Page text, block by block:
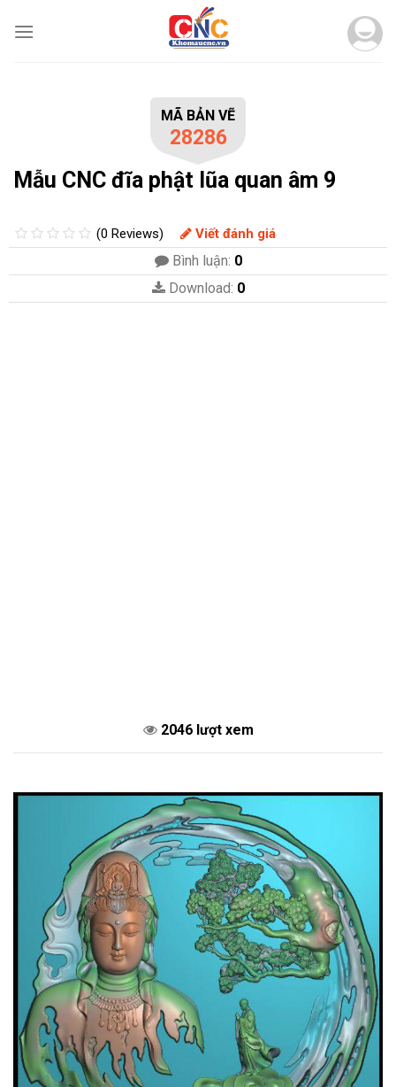
MÃ BẢN VẼ
28286
Mẫu CNC đĩa phật lũa quan âm 9
(0 Reviews) Viết đánh giá
Bình luận: 0
Download: 0
2046 lượt xem